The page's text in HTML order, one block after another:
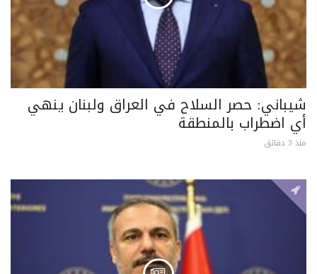
شيباني: حصر السلاح في العراق ولبنان ينهي
أي اضطراب بالمنطقة
منذ 3 دقائق